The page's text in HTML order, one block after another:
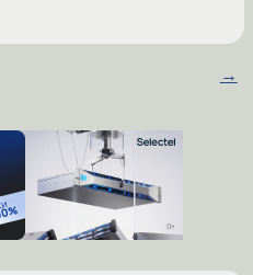
→